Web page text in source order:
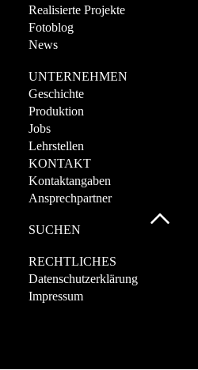
Realisierte Projekte
Fotoblog
News
UNTERNEHMEN
Geschichte
Produktion
Jobs
Lehrstellen
KONTAKT
Kontaktangaben
Ansprechpartner
SUCHEN
RECHTLICHES
Datenschutzerklärung
Impressum